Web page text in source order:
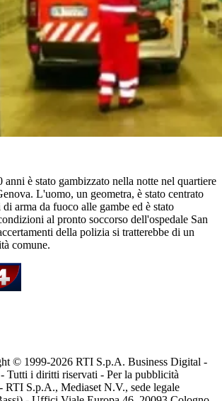
è stato gambizzato nella notte nel quartiere
L'uomo, un geometra, è stato centrato
arma da fuoco alle gambe ed è stato
al pronto soccorso dell'ospedale San
della polizia si tratterebbe di un
comune.
© 1999-2026 RTI S.p.A. Business Digital -
Tutti i diritti riservati - Per la pubblicità
RTI S.p.A., Mediaset N.V., sede legale